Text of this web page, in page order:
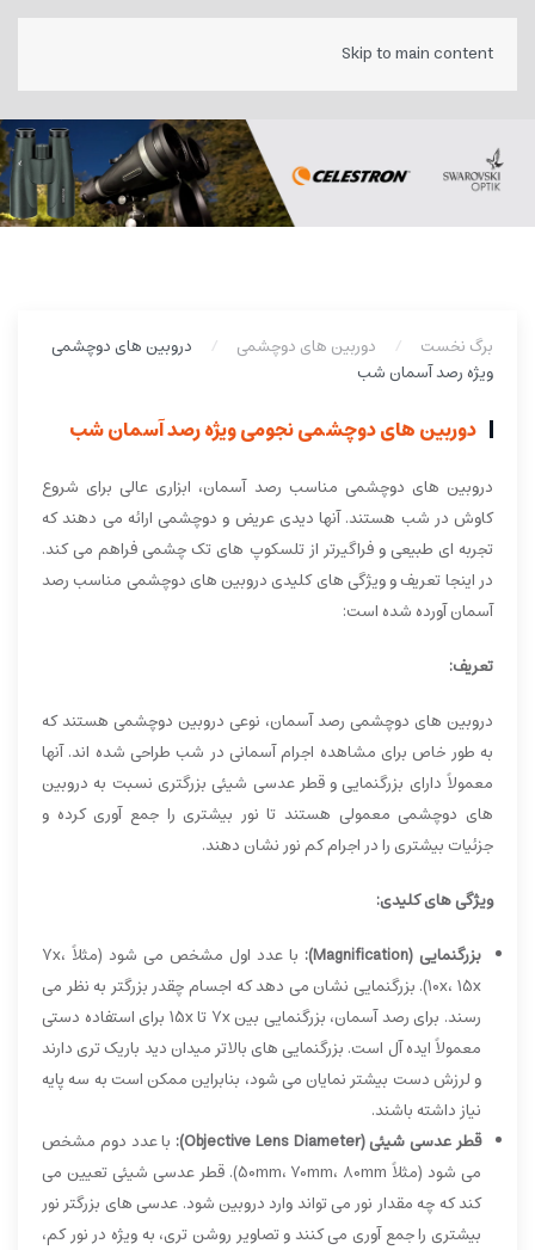
Skip to main content
برگ نخست دوربین های دوچشمی
دروبین های دوچشمی
ویژه رصد آسمان شب
دوربین های دوچشمی نجومی ویژه رصد آسمان شب
دروبین های دوچشمی مناسب رصد آسمان، ابزاری عالی برای شروع
کاوش در شب هستند. آنها دیدی عریض و دوچشمی ارائه می دهند که
تجربه ای طبیعی و فراگیرتر از تلسکوپ های تک چشمی فراهم می کند.
در اینجا تعریف و ویژگی های کلیدی دروبین های دوچشمی مناسب رصد
آسمان آورده شده است:
تعریف:
دروبین های دوچشمی رصد آسمان، نوعی دروبین دوچشمی هستند که
به طور خاص برای مشاهده اجرام آسمانی در شب طراحی شده اند. آنها
معمولاً دارای بزرگنمایی و قطر عدسی شیئی بزرگتری نسبت به دروبین
های دوچشمی معمولی هستند تا نور بیشتری را جمع آوری کرده و
جزئیات بیشتری را در اجرام کم نور نشان دهند.
ویژگی های کلیدی:
بزرگنمایی (Magnification):
با عدد اول مشخص می شود (مثلاً 7x،
10x، 15x). بزرگنمایی نشان می دهد که اجسام چقدر بزرگتر به نظر می
رسند. برای رصد آسمان، بزرگنمایی بین 7x تا 15x برای استفاده دستی
معمولاً ایده آل است. بزرگنمایی های بالاتر میدان دید باریک تری دارند
و لرزش دست بیشتر نمایان می شود، بنابراین ممکن است به سه پایه
نیاز داشته باشند.
قطر عدسی شیئی (Objective Lens Diameter):
با عدد دوم مشخص
می شود (مثلاً 50mm، 70mm، 80mm). قطر عدسی شیئی تعیین می
کند که چه مقدار نور می تواند وارد دروبین شود. عدسی های بزرگتر نور
بیشتری را جمع آوری می کنند و تصاویر روشن تری، به ویژه در نور کم،